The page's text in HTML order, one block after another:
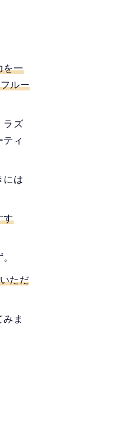
を一
ルー
ラズ
ィ
には
す
ただ
ま